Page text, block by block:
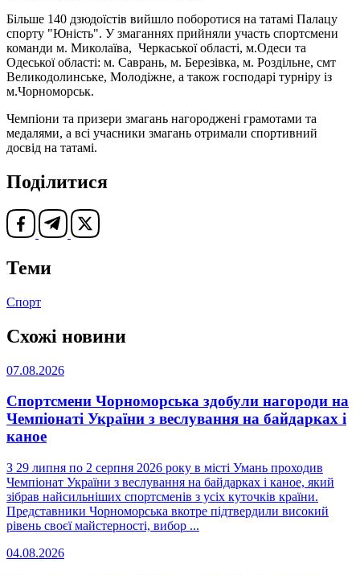
Більше 140 дзюдоїстів вийшло поборотися на татамі Палацу
спорту "Юність". У змаганнях прийняли участь спортсмени
команди м. Миколаїва, Черкаської області, м.Одеси та
Одеської області: м. Саврань, м. Березівка, м. Роздільне, смт
Великодолинське, Молодіжне, а також господарі турніру із
м.Чорноморськ.
Чемпіони та призери змагань нагороджені грамотами та
медалями, а всі учасники змагань отримали спортивний
досвід на татамі.
Поділитися
Теми
Спорт
Схожі новини
07.08.2026
Спортсмени Чорноморська здобули нагороди на
Чемпіонаті України з веслування на байдарках і
каное
З 29 липня по 2 серпня 2026 року в місті Умань проходив
Чемпіонат України з веслування на байдарках і каное, який
зібрав найсильніших спортсменів з усіх куточків країни.
Представники Чорноморська вкотре підтвердили високий
рівень своєї майстерності, вибор ...
04.08.2026